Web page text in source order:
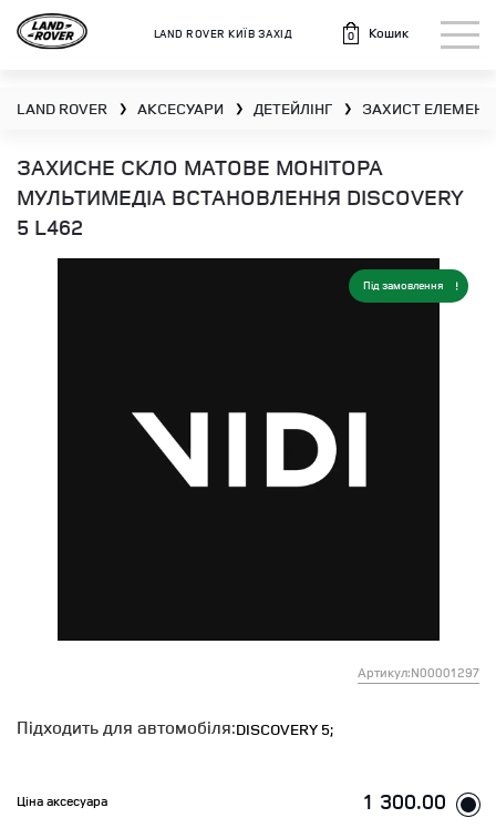
LAND ROVER КИЇВ ЗАХІД 0 Кошик
LAND ROVER ❯ АКСЕСУАРИ ❯ ДЕТЕЙЛІНГ ❯ ЗАХИСТ
ЗАХИСНЕ СКЛО МАТОВЕ МОНІТОРА
МУЛЬТИМЕДІА ВСТАНОВЛЕННЯ DISCOVERY
5 L462
Під замовлення
Артикул:N00001297
Підходить для автомобіля:DISCOVERY 5;
Ціна аксесуара 1 300.00